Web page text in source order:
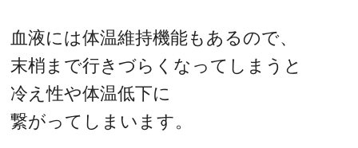
血液には体温維持機能もあるので、
末梢まで行きづらくなってしまうと
冷え性や体温低下に
繋がってしまいます。